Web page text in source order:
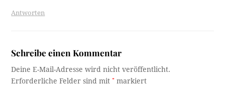
Antworten
Schreibe einen Kommentar
Deine E-Mail-Adresse wird nicht veröffentlicht.
Erforderliche Felder sind mit* markiert